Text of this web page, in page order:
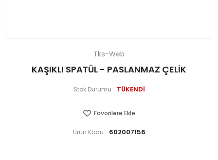
Tks-Web
KAŞIKLI SPATÜL - PASLANMAZ ÇELİK
Stok Durumu: TÜKENDİ
Favorilere Ekle
Ürün Kodu: 602007156